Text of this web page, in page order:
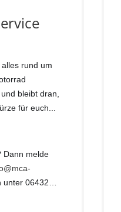
rund um
bleibt dran,
für euch...
Dann melde
unter 06432…